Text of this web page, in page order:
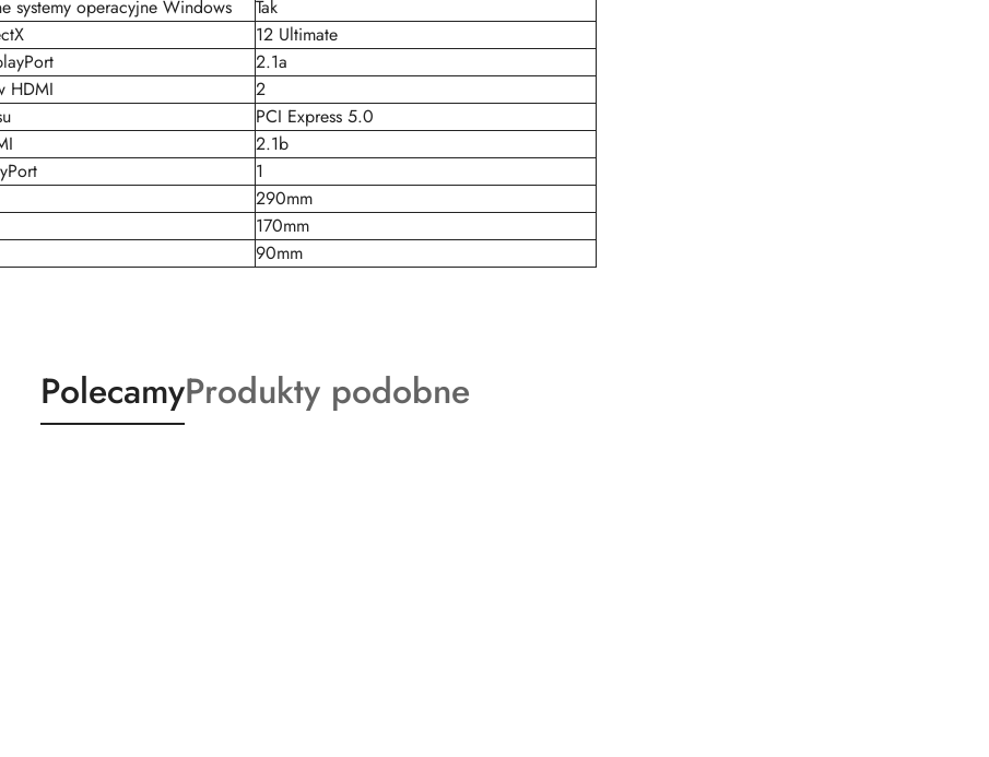
systemy operacyjne Windows
Tak
12 Ultimate
2.1a
HDMI
2
PCI Express 5.0
2.1b
1
290mm
170mm
90mm
Produkty
o
PolecamyProdukty
o
Produkty podobne